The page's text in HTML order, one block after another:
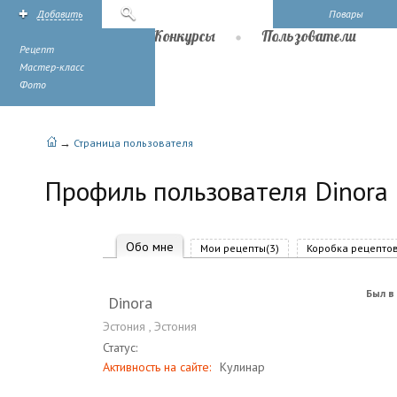
Повары
Добавить
Рецепт
Мастер-класс
Фото
Конкурсы Пользователи
→ Страница пользователя
Профиль пользователя Dinora
Обо мне Мои рецепты(3) Коробка
Dinora Был в
Эстония , Эстония
Статус:
Активность на сайте: Кулинар